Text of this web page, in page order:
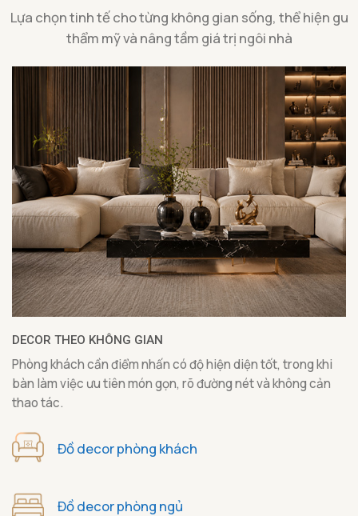
Lựa chọn tinh tế cho từng không gian sống, thể hiện gu
thẩm mỹ và nâng tầm giá trị ngôi nhà
DECOR THEO KHÔNG GIAN
Phòng khách cần điểm nhấn có độ hiện diện tốt, trong khi
bàn làm việc ưu tiên món gọn, rõ đường nét và không cản
thao tác.
Đồ decor phòng khách
Đồ decor phòng ngủ